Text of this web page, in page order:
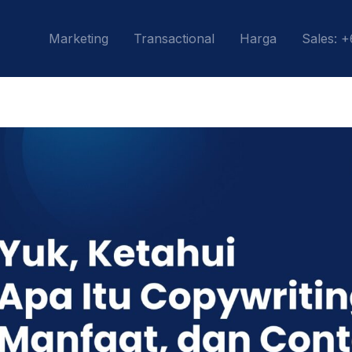
Marketing Transactional Harga Sales: